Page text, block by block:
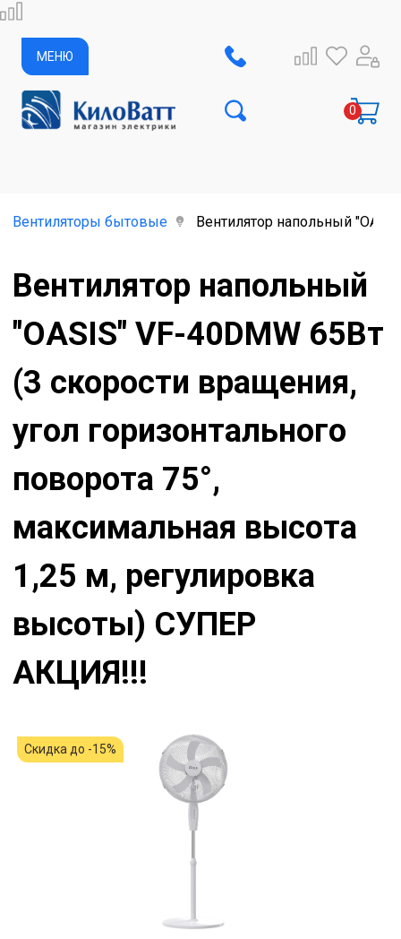
МЕНЮ
Вентиляторы бытовые Вентилятор напольный
Вентилятор напольный
"OASIS" VF-40DMW 65Вт
(3 скорости вращения,
угол горизонтального
поворота 75°,
максимальная высота
1,25 м, регулировка
высоты) СУПЕР
АКЦИЯ!!!
Скидка до -15%